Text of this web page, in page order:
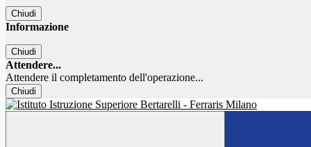
Chiudi
Informazione
Chiudi
Attendere...
Attendere il completamento dell'operazione...
Chiudi